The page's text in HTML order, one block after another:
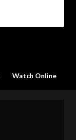
Watch Online